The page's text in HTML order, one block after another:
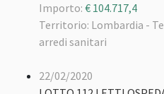
Importo: € 104.717,4
Territorio: Lombardia -
arredi sanitari
22/02/2020